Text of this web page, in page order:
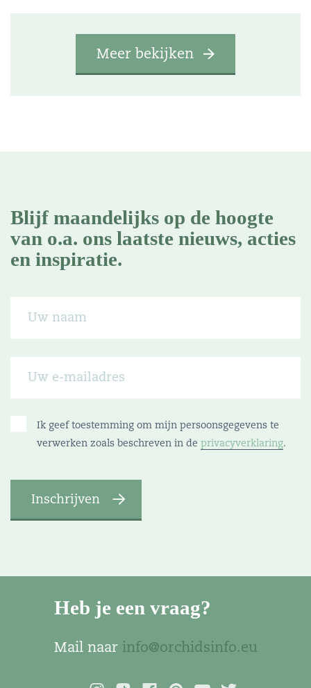
Meer bekijken
Blijf maandelijks op de hoogte
van o.a. ons laatste nieuws, acties
en inspiratie.
Ik geef toestemming om mijn persoonsgegevens te
verwerken zoals beschreven in de privacyverklaring.
Heb je een vraag?
Mail naar info@orchidsinfo.eu